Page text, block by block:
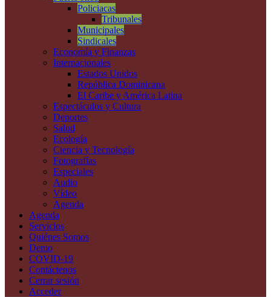
Policiacas
Tribunales
Municipales
Sindicales
Economía y Finanzas
Internacionales
Estados Unidos
República Dominicana
El Caribe y América Latina
Espectáculos y Cultura
Deportes
Salud
Ecología
Ciencia y Tecnología
Fotografías
Especiales
Audio
Vídeo
Agenda
Agenda
Servicios
Quiénes Somos
Demo
COVID-19
Contáctenos
Cerrar sesión
Acceder